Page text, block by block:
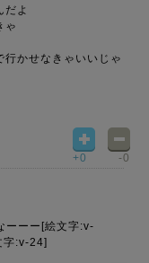
よ
ゃ
かせなきゃいいじゃ
+0 -0
ーー[絵文字:v-
:v-24]